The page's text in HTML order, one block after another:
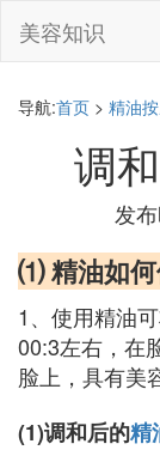
美容知识
导航:首页 > 精油
调
发
⑴ 精油如
1、使用精油
00:3左右，在
脸上，具有美
(1)调和后的精